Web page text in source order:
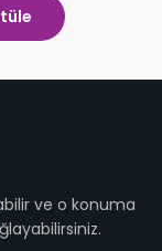
ve o konuma